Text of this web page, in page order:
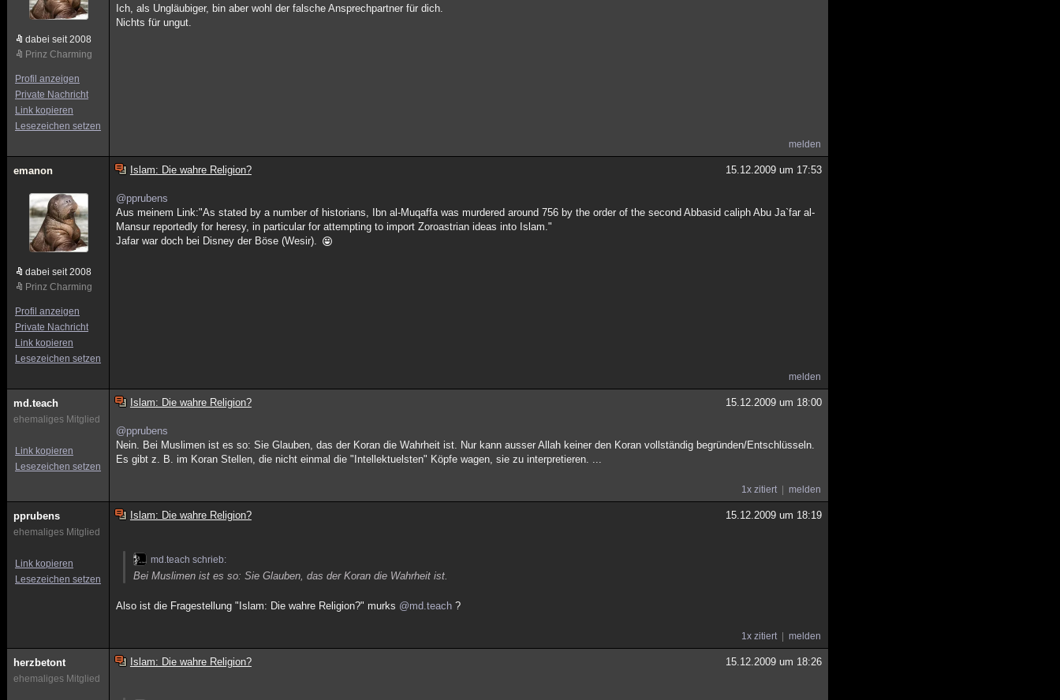
dabei seit 2008
Prinz Charming
Profil anzeigen
Private Nachricht
Link kopieren
Lesezeichen setzen
Ich, als Ungläubiger, bin aber wohl der falsche Ansprechpartner für dich.
Nichts für ungut.
melden
emanon
dabei seit 2008
Prinz Charming
Profil anzeigen
Private Nachricht
Link kopieren
Lesezeichen setzen
Islam: Die wahre Religion? 15.12.2009 um 17:53
@pprubens
Aus meinem Link:"As stated by a number of historians, Ibn al-Muqaffa was murdered around 756 by the order of the second Abbasid caliph Abu Ja`far al-
Mansur reportedly for heresy, in particular for attempting to import Zoroastrian ideas into Islam."
Jafar war doch bei Disney der Böse (Wesir).
melden
md.teach
ehemaliges Mitglied
Link kopieren
Lesezeichen setzen
Islam: Die wahre Religion? 15.12.2009 um 18:00
@pprubens
Nein. Bei Muslimen ist es so: Sie Glauben, das der Koran die Wahrheit ist. Nur kann ausser Allah keiner den Koran vollständig begründen/Entschlüsseln.
Es gibt z. B. im Koran Stellen, die nicht einmal die "Intellektuelsten" Köpfe wagen, sie zu interpretieren. ...
1x zitiert melden
pprubens
ehemaliges Mitglied
Link kopieren
Lesezeichen setzen
Islam: Die wahre Religion? 15.12.2009 um 18:19
md.teach schrieb:
Bei Muslimen ist es so: Sie Glauben, das der Koran die Wahrheit ist.
Also ist die Fragestellung "Islam: Die wahre Religion?" murks @md.teach ?
1x zitiert melden
herzbetont
ehemaliges Mitglied
Islam: Die wahre Religion? 15.12.2009 um 18:26